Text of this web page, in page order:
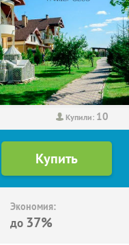
Купили: 10
Экономия:
до 37%